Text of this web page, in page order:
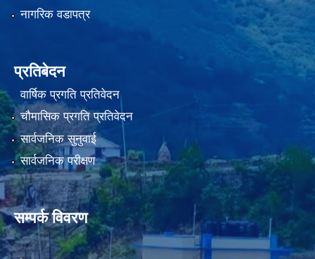
नागरिक वडापत्र
प्रतिबेदन
वार्षिक प्रगति प्रतिवेदन
चौमासिक प्रगति प्रतिवेदन
सार्वजनिक सुनुवाई
सार्वजनिक परीक्षण
सम्पर्क विवरण